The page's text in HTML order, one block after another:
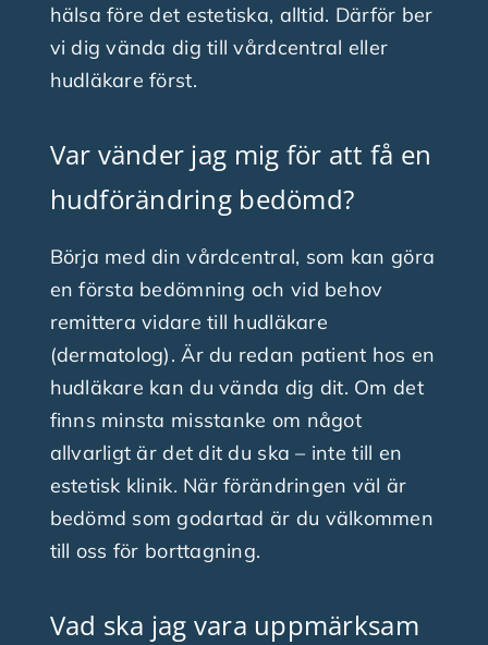
hälsa före det estetiska, alltid. Därför ber
vi dig vända dig till vårdcentral eller
hudläkare först.
Var vänder jag mig för att få en
hudförändring bedömd?
Börja med din vårdcentral, som kan göra
en första bedömning och vid behov
remittera vidare till hudläkare
(dermatolog). Är du redan patient hos en
hudläkare kan du vända dig dit. Om det
finns minsta misstanke om något
allvarligt är det dit du ska – inte till en
estetisk klinik. När förändringen väl är
bedömd som godartad är du välkommen
till oss för borttagning.
Vad ska jag vara uppmärksam